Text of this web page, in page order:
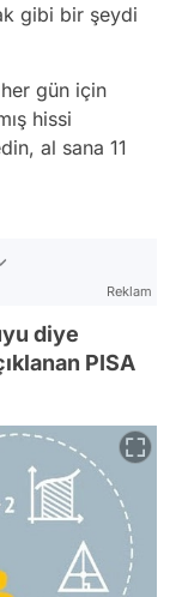
gibi bir şeydi
gün için
hissi
al sana 11
Reklam
diye
PISA